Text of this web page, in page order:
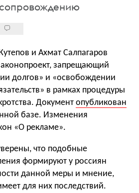
и Ахмат Салпагаров
запрещающий
долгов» и «освобождении
в рамках процедуры
Документ опубликован
базе. Изменения
«О рекламе».
что подобные
формируют у россиян
данной меры и мнение,
для них последствий.